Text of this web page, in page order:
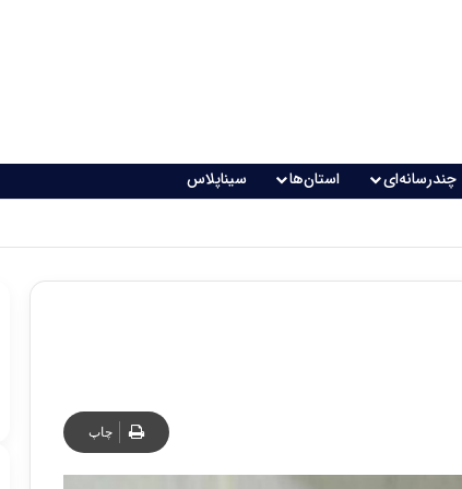
چندرسانه‌ای استان‌ها سیناپلاس
چاپ